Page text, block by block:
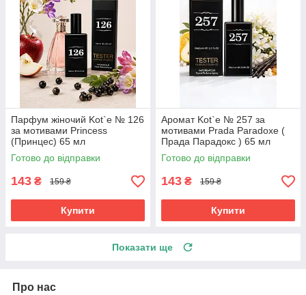
Парфум жіночий Kot`e № 126
за мотивами Princess
(Принцес) 65 мл
Готово до відправки
143 ₴ 159 ₴
Купити
Аромат Kot`e № 257 за
мотивами Prada Paradoxe (
Прада Парадокс ) 65 мл
Готово до відправки
143 ₴ 159 ₴
Купити
Показати ще
Про нас